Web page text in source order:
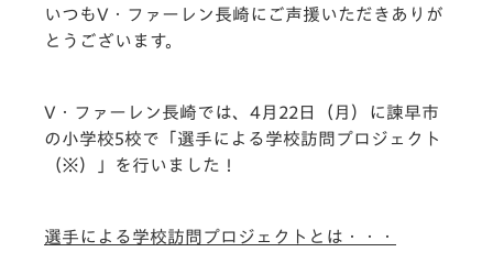
いつもV・ファーレン長崎にご声援いただきありが
とうございます。
V・ファーレン長崎では、4月22日（月）に諫早市
の小学校5校で 「選手による学校訪問プロジェクト
（※）」
を行いました！
選手による学校訪問プロジェクトとは・・・